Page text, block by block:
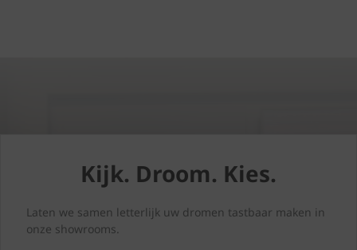
Kijk. Droom. Kies.
Laten we samen letterlijk uw dromen tastbaar maken in
onze showrooms.